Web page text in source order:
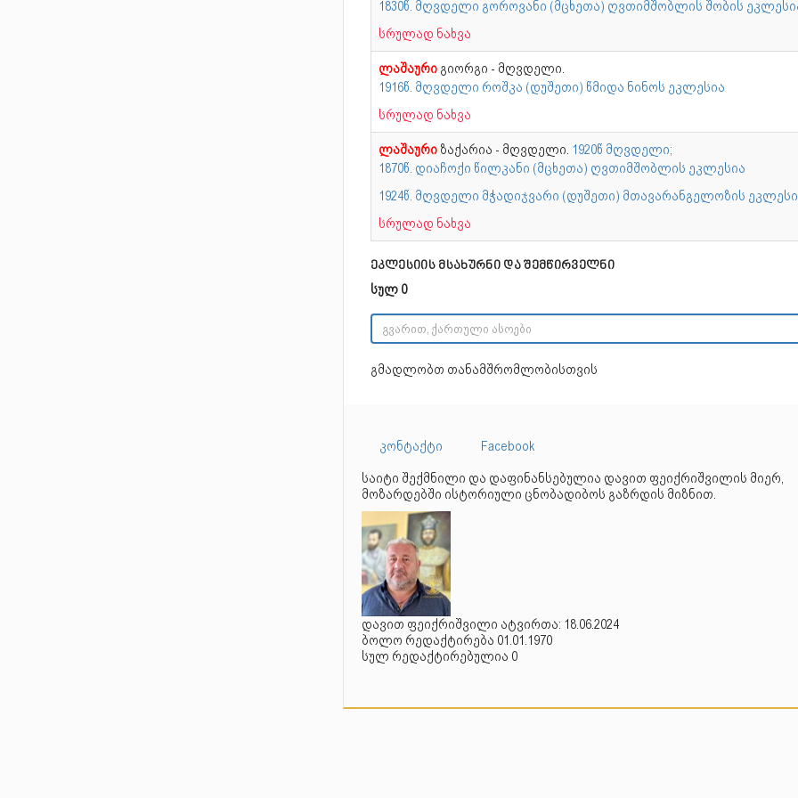
1830წ. მღვდელი გოროვანი (მცხეთა) ღვთიმშობლის შობის
სრულად ნახვა
ლაშაურიგიორგი - მღვდელი.
1916წ. მღვდელი როშკა (დუშეთი) წმიდა ნინოს ეკლესია
სრულად ნახვა
ლაშაურიზაქარია - მღვდელი. 1920წ მღვდელი;
1870წ. დიაჩოქი წილკანი (მცხეთა) ღვთიმშობლის ეკლესია
1924წ. მღვდელი მჭადიჯვარი (დუშეთი) მთავარანგელოზის
სრულად ნახვა
ეკლესიის მსახურნი და შემწირველნი
სულ 0
გმადლობთ თანამშრომლობისთვის
კონტაქტი
Facebook
საიტი შექმნილი და დაფინანსებულია დავით ფეიქრიშვილის მიერ,
მოზარდებში ისტორიული ცნობადიბოს გაზრდის მიზნით.
დავით ფეიქრიშვილი ატვირთა: 18.06.2024
ბოლო რედაქტირება 01.01.1970
სულ რედაქტირებულია 0